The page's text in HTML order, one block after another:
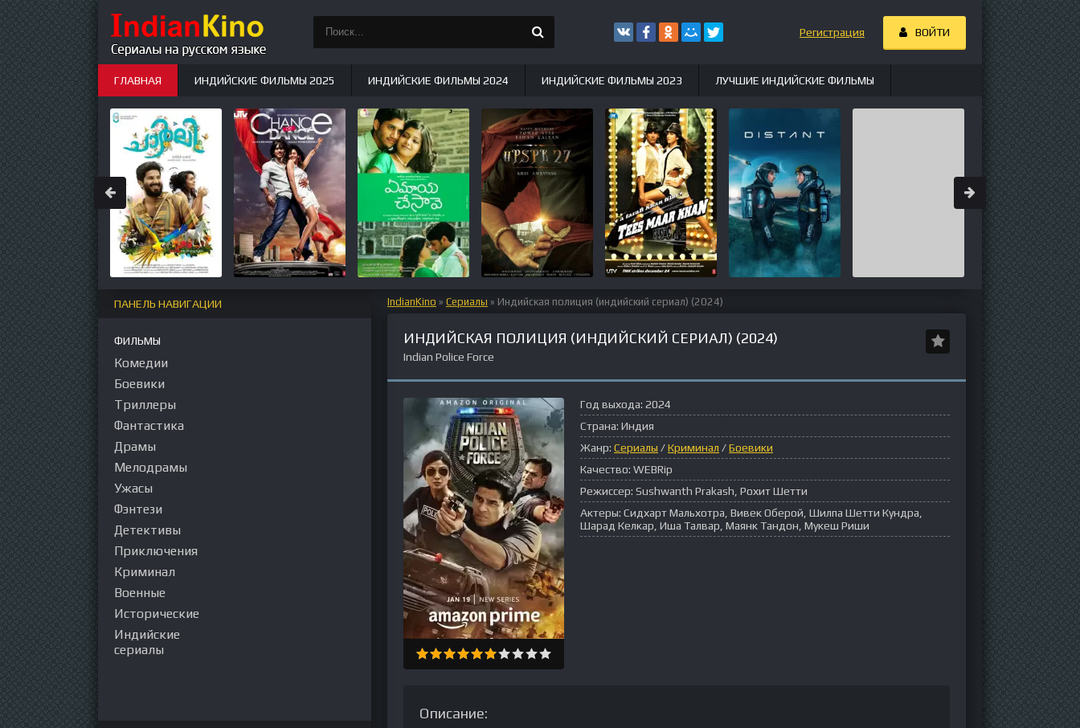
IndianKino » Сериалы » Индийская полиция (индийский сериал) (2024)
ИНДИЙСКАЯ ПОЛИЦИЯ (ИНДИЙСКИЙ СЕРИАЛ) (2024)
Indian Police Force
Год выхода: 2024
Страна: Индия
Жанр: Сериалы /Криминал /Боевики
Качество: WEBRip
Режиссер: Sushwanth Prakash, Рохит Шетти
Актеры: Сидхарт Мальхотра, Вивек Оберой, Шилпа Шетти Кундра,
Шарад Келкар, Иша Талвар, Маянк Тандон, Мукеш Риши
Описание:
ПАНЕЛЬ НАВИГАЦИИ
ФИЛЬМЫ
Комедии
Боевики
Триллеры
Фантастика
Драмы
Мелодрамы
Ужасы
Фэнтези
Детективы
Приключения
Криминал
Военные
Исторические
Индийские
сериалы
Регистрация ВОЙТИ
ГЛАВНАЯ ИНДИЙСКИЕ ФИЛЬМЫ 2025 ИНДИЙСКИЕ ФИЛЬМЫ 2024 ИНДИЙСКИЕ ФИЛЬМЫ 2023 ЛУЧШИЕ ИНДИЙСКИЕ ФИЛЬМЫ
ИНДИЙСКИЕ СЕРИАЛЫ НОВЫЕ